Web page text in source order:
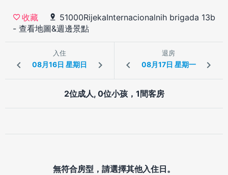
收藏
51000RijekaInternacionalnih brigada 13b
- 查看地圖&週邊景點
入住 退房
2位成人, 0位小孩，1間客房
無符合房型，請選擇其他入住日。